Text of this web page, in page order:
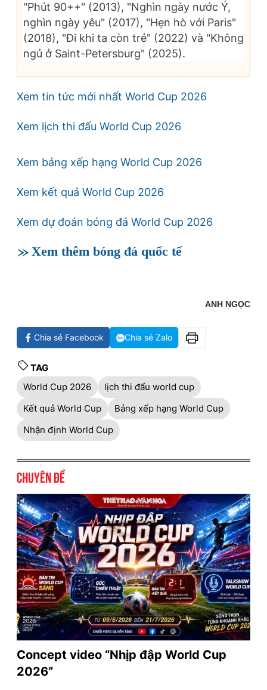
"Phút 90++" (2013), "Nghìn ngày nước Ý,
nghìn ngày yêu" (2017), "Hẹn hò với Paris"
(2018), "Đi khi ta còn trẻ" (2022) và "Không
ngủ ở Saint-Petersburg" (2025).
Xem tin tức mới nhất World Cup 2026
Xem lịch thi đấu World Cup 2026
Xem bảng xếp hạng World Cup 2026
Xem kết quả World Cup 2026
Xem dự đoán bóng đá World Cup 2026
Xem thêm bóng đá quốc tế
ANH NGỌC
Chia sẻ Facebook Chia sẻ Zalo
TAG
World Cup 2026
lịch thi đấu world cup
Kết quả World Cup
Bảng xếp hạng World Cup
Nhận định World Cup
Chuyên đề
Concept video “Nhịp đập World Cup
2026”